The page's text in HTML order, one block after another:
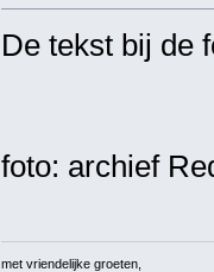
De tekst bij de
foto: archief
met vriendelijke groeten,